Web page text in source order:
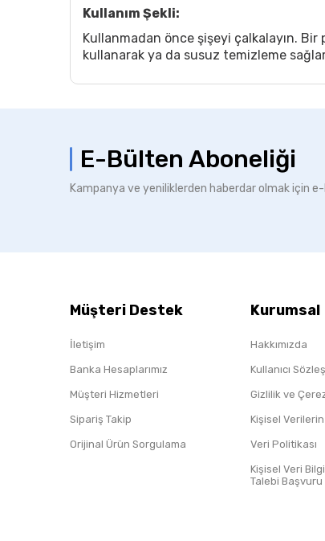
Kullanım Şekli:
Kullanmadan önce şişeyi çalkalayın.
kullanarak ya da susuz temizleme
E-Bülten Aboneliği
Kampanya ve yeniliklerden haberdar olmak için
Müşteri Destek
İletişim
Banka Hesaplarımız
Müşteri Hizmetleri
Sipariş Takip
Orijinal Ürün Sorgulama
Kurumsal
Hakkımızda
Kullanıcı
Gizlilik ve
Kişisel Verilerin
Veri Politikası
Kişisel Veri
Talebi Başvuru